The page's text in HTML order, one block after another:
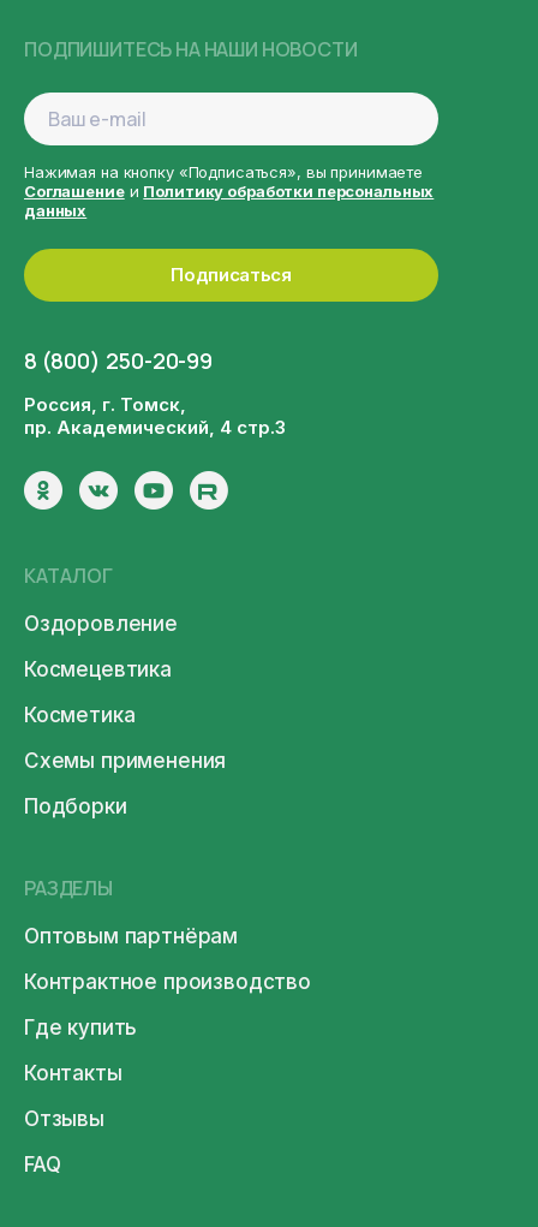
8 (800) 250-20-99
Россия, г. Томск,
пр. Академический, 4 стр.3
РАЗДЕЛЫ
Оптовым партнёрам
Контрактное производство
Где купить
Контакты
Отзывы
FAQ
КАТАЛОГ
Оздоровление
Космецевтика
Косметика
Схемы применения
Подборки
ПОДПИШИТЕСЬ НА НАШИ НОВОСТИ
Подписаться
Нажимая на кнопку «Подписаться», вы принимаете
Соглашениеи Политику обработки персональных
данных